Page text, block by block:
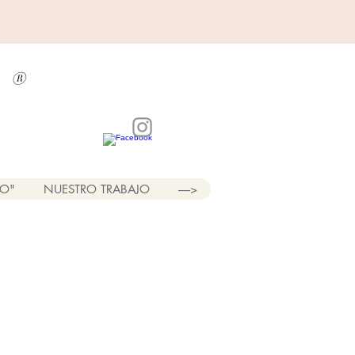
®
NUESTRO TRABAJO ----->